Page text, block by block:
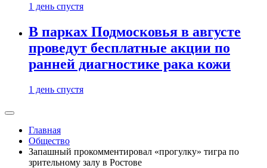
1 день спустя
В парках Подмосковья в августе
проведут бесплатные акции по
ранней диагностике рака кожи
1 день спустя
Главная
Общество
Запашный прокомментировал «прогулку» тигра по
зрительному залу в Ростове